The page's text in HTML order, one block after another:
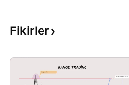
Fikirler